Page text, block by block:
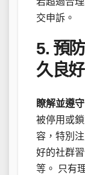
交申訴。
5. 預
久良
瞭解並遵
被停用或
容，特別
好的社群
等。 只有